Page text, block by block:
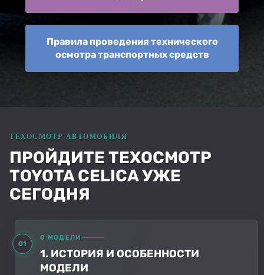
Правила проведения технического
осмотра транспортных средств
ПРОЙДИТЕ ТЕХОСМОТР
TOYOTA CELICA УЖЕ
СЕГОДНЯ
01
О МОДЕЛИ
1. ИСТОРИЯ И ОСОБЕННОСТИ
МОДЕЛИ